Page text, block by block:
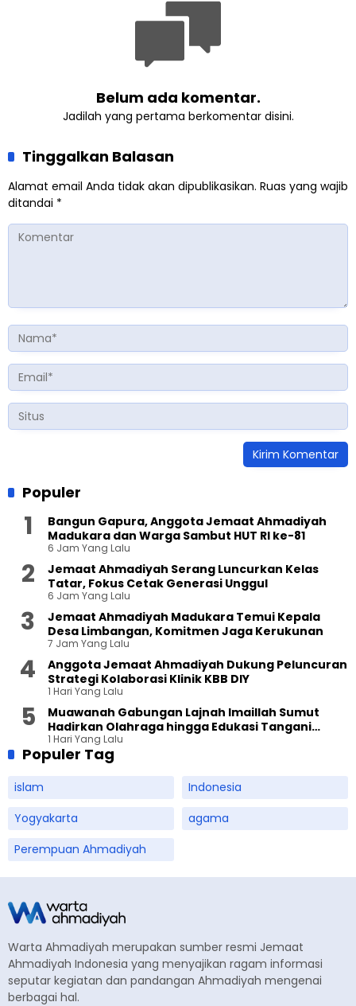
Belum ada komentar.
Jadilah yang pertama berkomentar disini.
Tinggalkan Balasan
Alamat email Anda tidak akan dipublikasikan. Ruas yang wajib
ditandai *
Populer
Bangun Gapura, Anggota Jemaat Ahmadiyah
Madukara dan Warga Sambut HUT RI ke-81
6 Jam Yang Lalu
Jemaat Ahmadiyah Serang Luncurkan Kelas
Tatar, Fokus Cetak Generasi Unggul
6 Jam Yang Lalu
Jemaat Ahmadiyah Madukara Temui Kepala
Desa Limbangan, Komitmen Jaga Kerukunan
7 Jam Yang Lalu
Anggota Jemaat Ahmadiyah Dukung Peluncuran
Strategi Kolaborasi Klinik KBB DIY
1 Hari Yang Lalu
Muawanah Gabungan Lajnah Imaillah Sumut
Hadirkan Olahraga hingga Edukasi Tangani
Sampah
1 Hari Yang Lalu
Populer Tag
islam
Indonesia
Yogyakarta
agama
Perempuan Ahmadiyah
Warta Ahmadiyah merupakan sumber resmi Jemaat
Ahmadiyah Indonesia yang menyajikan ragam informasi
seputar kegiatan dan pandangan Ahmadiyah mengenai
berbagai hal.